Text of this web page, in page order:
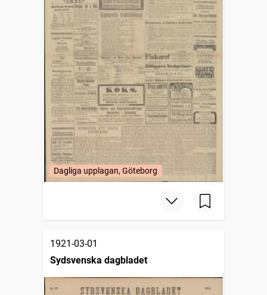
Dagliga upplagan, Göteborg
1921-03-01
Sydsvenska dagbladet